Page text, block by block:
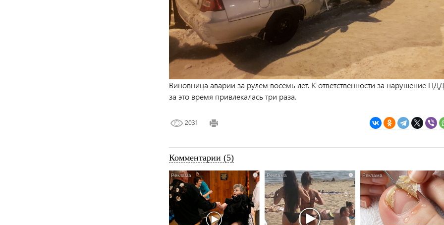
Виновница аварии за рулем восемь лет. К ответственности за нарушение ПДД
за это время привлекалась три раза.
2031
Комментарии (5)
i i